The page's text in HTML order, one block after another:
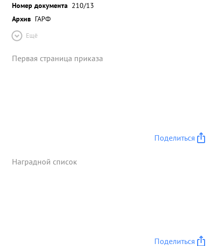
Номер документа 210/13
Архив ГАРФ
Ещё
Первая страница приказа
Поделиться
Наградной список
Поделиться